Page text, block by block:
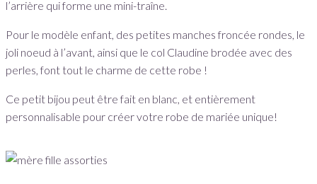
l’arrière qui forme une mini-traîne.
Pour le modèle enfant, des petites manches froncée rondes, le
joli noeud à l’avant, ainsi que le col Claudine brodée avec des
perles, font tout le charme de cette robe !
Ce petit bijou peut être fait en blanc, et entièrement
personnalisable pour créer votre robe de mariée unique!